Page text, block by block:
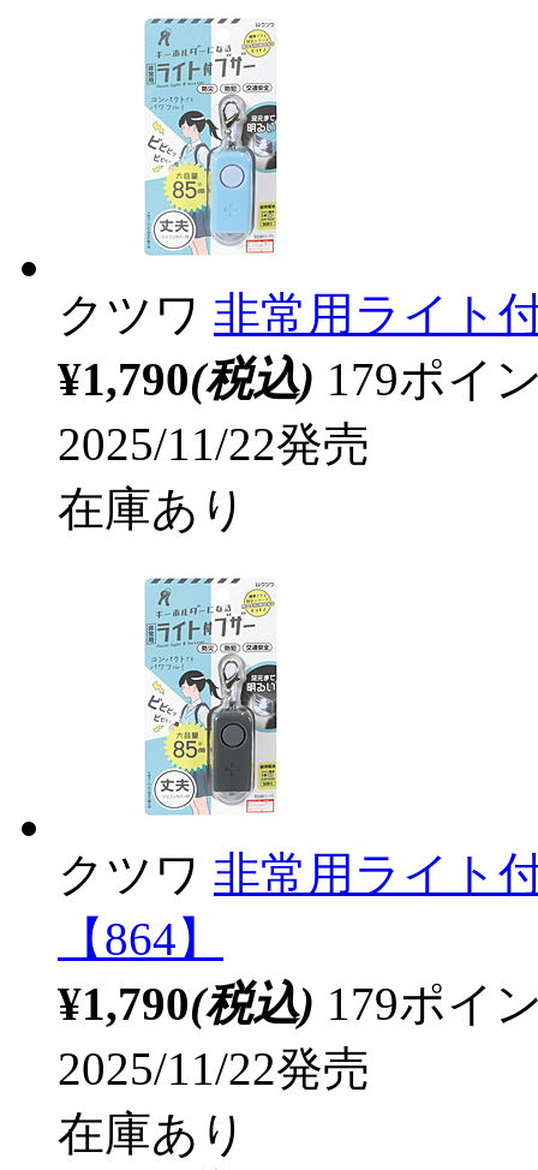
クツワ 非常用ライト
¥1,790(税込) 179ポイ
2025/11/22発売
在庫あり
クツワ 非常用ライト
【864】
¥1,790(税込) 179ポイ
2025/11/22発売
在庫あり